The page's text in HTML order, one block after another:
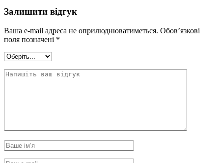
Залишити відгук
Ваша e-mail адреса не оприлюднюватиметься. Обов’язкові
поля позначені *